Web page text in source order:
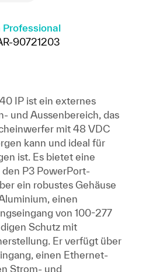
Professional
90721203
IP ist ein externes
und Aussenbereich, das
mit 48 VDC
kann und ideal für
ist. Es bietet eine
P3 PowerPort-
ein robustes Gehäuse
einen
von 100-277
Schutz mit
Er verfügt über
einen Ethernet-
Strom- und